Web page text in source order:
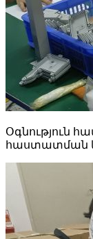
Օգնություն
հաստատման